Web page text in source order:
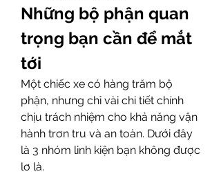
Những bộ phận quan
trọng bạn cần để mắt
tới
Một chiếc xe có hàng trăm bộ
phận, nhưng chỉ vài chi tiết chính
chịu trách nhiệm cho khả năng vận
hành trơn tru và an toàn. Dưới đây
là 3 nhóm linh kiện bạn không được
lơ là.